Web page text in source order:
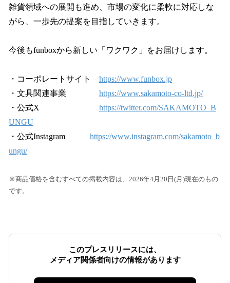
雑貨領域への展開も進め、市場の変化に柔軟に対応しな
がら、一歩先の提案を目指していきます。
今後もfunboxから新しい「ワクワク」をお届けします。
・コーポレートサイト https://www.funbox.jp
・文具関連事業 https://www.sakamoto-co-ltd.jp/
・公式X https://twitter.com/SAKAMOTO_B
UNGU
・公式Instagram https://www.instagram.com/sakamoto_b
ungu/
※商品価格を含むすべての掲載内容は、2026年4月20日(月)現在のもの
です。
このプレスリリースには、
メディア関係者向けの情報があります